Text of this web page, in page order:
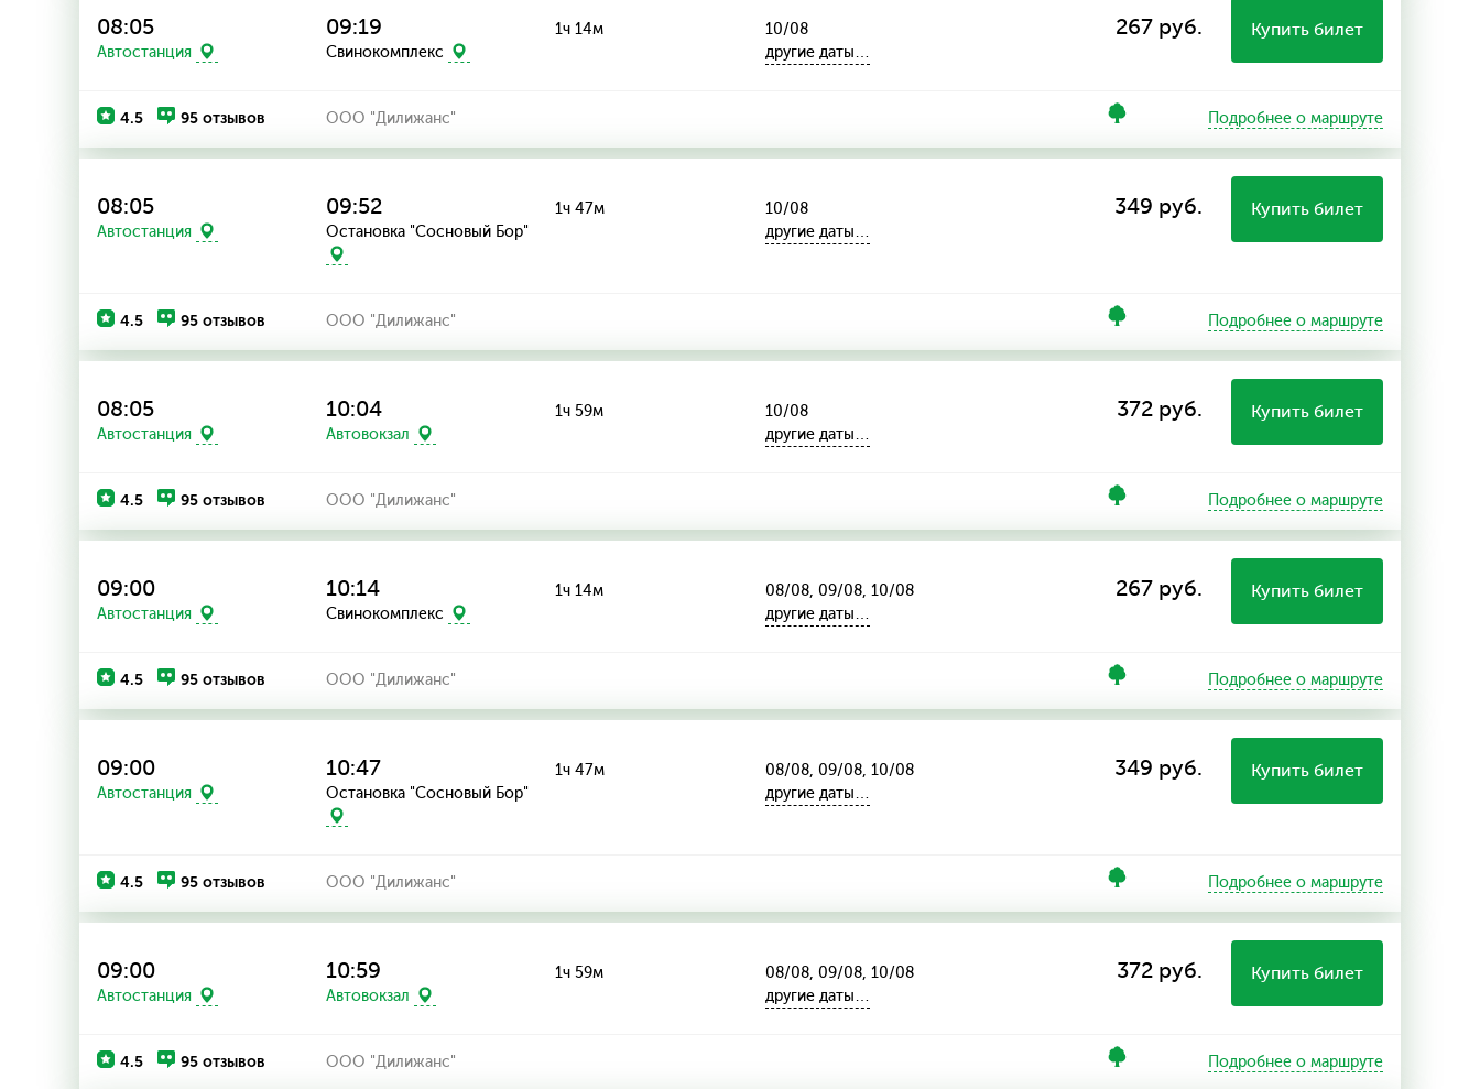
08:05
Автостанция
09:19
Свинокомплекс
1ч 14м
10/08
другие даты…
267 руб. Купить билет
4.5 95 отзывов ООО "Дилижанс" Подробнее о маршруте
08:05
Автостанция
09:52
Остановка "Сосновый Бор"
1ч 47м
10/08
другие даты…
349 руб. Купить билет
4.5 95 отзывов ООО "Дилижанс" Подробнее о маршруте
08:05
Автостанция
10:04
Автовокзал
1ч 59м
10/08
другие даты…
372 руб. Купить билет
4.5 95 отзывов ООО "Дилижанс" Подробнее о маршруте
09:00
Автостанция
10:14
Свинокомплекс
1ч 14м
08/08, 09/08, 10/08
другие даты…
267 руб. Купить билет
4.5 95 отзывов ООО "Дилижанс" Подробнее о маршруте
09:00
Автостанция
10:47
Остановка "Сосновый Бор"
1ч 47м
08/08, 09/08, 10/08
другие даты…
349 руб. Купить билет
4.5 95 отзывов ООО "Дилижанс" Подробнее о маршруте
09:00
Автостанция
10:59
Автовокзал
1ч 59м
08/08, 09/08, 10/08
другие даты…
372 руб. Купить билет
4.5 95 отзывов ООО "Дилижанс" Подробнее о маршруте